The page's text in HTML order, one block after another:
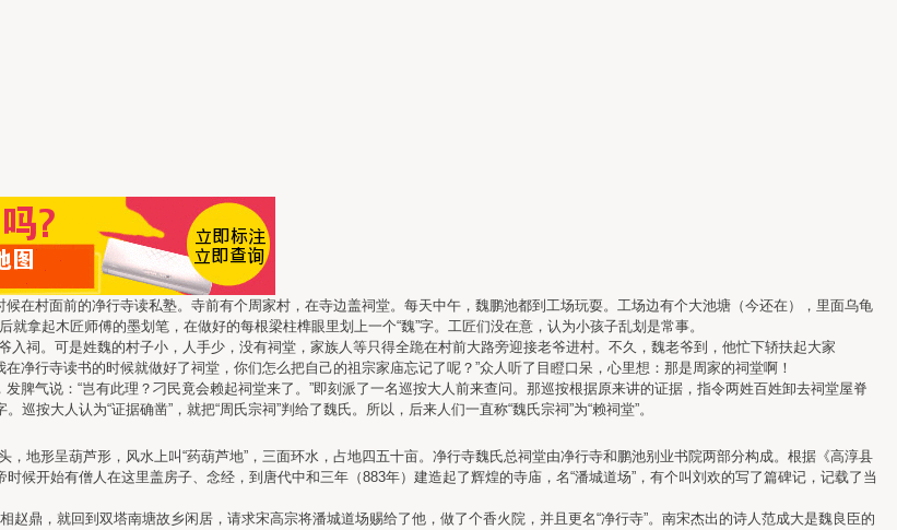
在村面前的净行寺读私塾。寺前有个周家村，在寺边盖祠堂。每天中午，魏鹏池都到工场玩耍。工场边有个大池塘（今还在），里面乌龟
拿起木匠师傅的墨划笔，在做好的每根梁柱榫眼里划上一个“魏”字。工匠们没在意，认为小孩子乱划是常事。
祠。可是姓魏的村子小，人手少，没有祠堂，家族人等只得全跪在村前大路旁迎接老爷进村。不久，魏老爷到，他忙下轿扶起大家
净行寺读书的时候就做好了祠堂，你们怎么把自己的祖宗家庙忘记了呢？”众人听了目瞪口呆，心里想：那是周家的祠堂啊！
脾气说：“岂有此理？刁民竟会赖起祠堂来了。”即刻派了一名巡按大人前来查问。那巡按根据原来讲的证据，指令两姓百姓卸去祠堂屋脊
按大人认为“证据确凿”，就把“周氏宗祠”判给了魏氏。所以，后来人们一直称“魏氏宗祠”为“赖祠堂”。
地形呈葫芦形，风水上叫“药葫芦地”，三面环水，占地四五十亩。净行寺魏氏总祠堂由净行寺和鹏池别业书院两部分构成。根据《高淳县
候开始有僧人在这里盖房子、念经，到唐代中和三年（883年）建造起了辉煌的寺庙，名“潘城道场”，有个叫刘欢的写了篇碑记，记载了当
鼎，就回到双塔南塘故乡闲居，请求宋高宗将潘城道场赐给了他，做了个香火院，并且更名“净行寺”。南宋杰出的诗人范成大是魏良臣的